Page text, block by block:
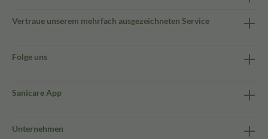
Vertraue unserem mehrfach ausgezeichneten Service
Folge uns
Sanicare App
Unternehmen